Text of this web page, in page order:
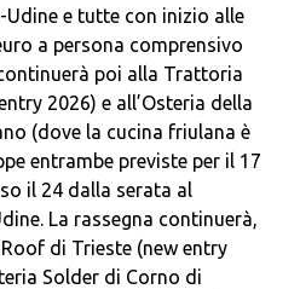
e tutte con inizio alle
a persona comprensivo
poi alla Trattoria
2026) e all’Osteria della
(dove la cucina friulana è
entrambe previste per il 17
il 24 dalla serata al
La rassegna continuerà,
di Trieste (new entry
Solder di Corno di